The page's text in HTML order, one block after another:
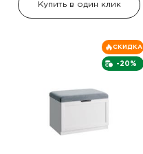
Купить в один клик
-20%
СКИДКА